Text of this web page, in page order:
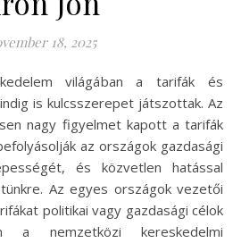
18, 2025
is kulcsszerepet játszottak. Az
nagy figyelmet kapott a tarifák
az országok gazdasági
és közvetlen hatással
Az egyes országok vezetői
politikai vagy gazdasági célok
a nemzetközi kereskedelmi